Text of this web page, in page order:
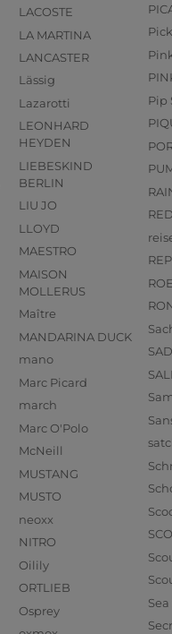
LACOSTE
LA MARTINA
LANCASTER
Lässig
Lazarotti
LEONHARD
HEYDEN
LIEBESKIND
BERLIN
LIU JO
LLOYD
MAESTRO
MAISON
MOLLERUS
Maître
MANDARINA DUCK
mano
Marc Picard
march
Marc O'Polo
McNeill
MUSTANG
MUSTO
neoxx
NITRO
Oilily
ORTLIEB
Osprey
Pip